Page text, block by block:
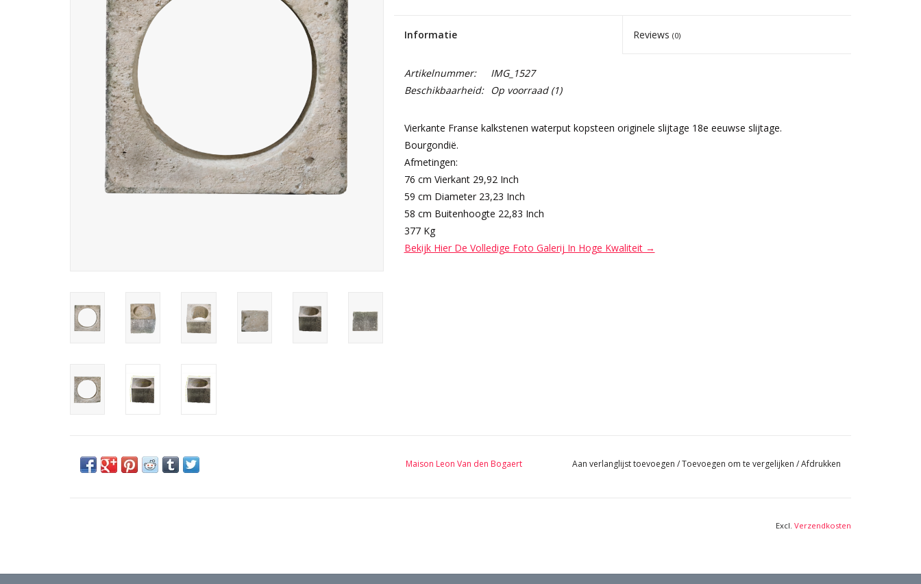
Informatie Reviews(0)
Artikelnummer:
IMG_1527
Beschikbaarheid:
Op voorraad(1)
Vierkante Franse kalkstenen waterput kopsteen originele slijtage 18e eeuwse slijtage.
Bourgondië.
Afmetingen:
76 cm Vierkant 29,92 Inch
59 cm Diameter 23,23 Inch
58 cm Buitenhoogte 22,83 Inch
377 Kg
Bekijk Hier De Volledige Foto Galerij In Hoge Kwaliteit →
Maison Leon Van den Bogaert Aan verlanglijst toevoegen /Toevoegen om te vergelijken /Afdrukken
Excl. Verzendkosten